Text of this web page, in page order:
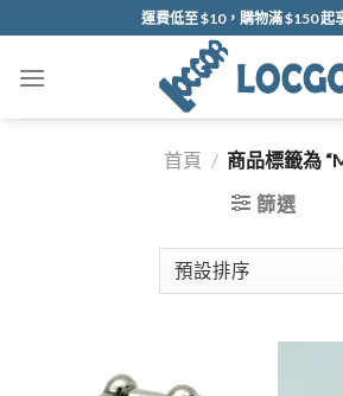
to
content
運費低至 $10，購物滿 $150 起
首頁 / 商品標籤為
篩選